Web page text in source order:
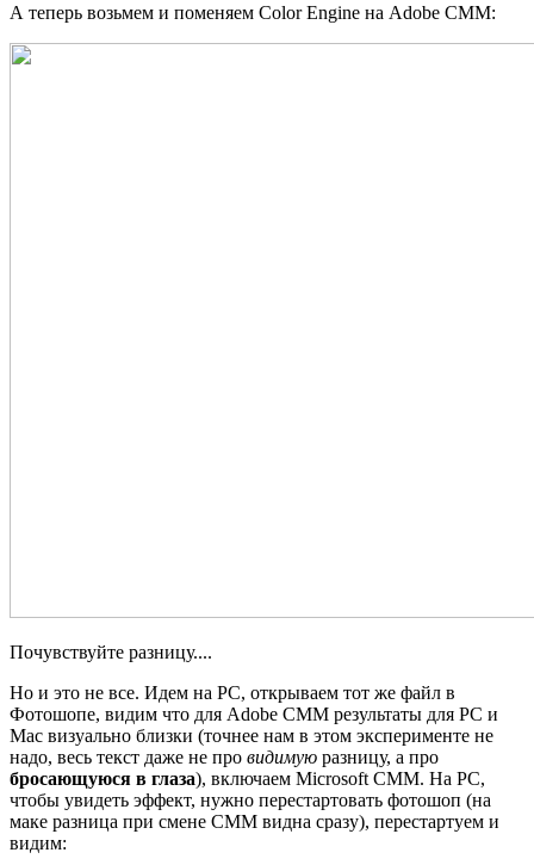
А теперь возьмем и поменяем Color Engine на Adobe CMM:
Почувствуйте разницу....
Но и это не все. Идем на PC, открываем тот же файл в
Фотошопе, видим что для Adobe CMM результаты для PC и
Mac визуально близки (точнее нам в этом эксперименте не
надо, весь текст даже не про видимую разницу, а про
бросающуюся в глаза), включаем Microsoft CMM. На PC,
чтобы увидеть эффект, нужно перестартовать фотошоп (на
маке разница при смене CMM видна сразу), перестартуем и
видим: